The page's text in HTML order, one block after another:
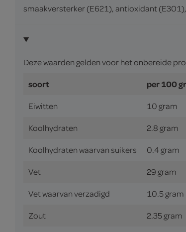
smaakversterker (E621), antioxidant
Deze waarden gelden voor het onbereide
soort per 100
Eiwitten 10 gram
Koolhydraten 2.8 gram
Koolhydraten waarvan suikers 0.4 gram
Vet 29 gram
Vet waarvan verzadigd 10.5 gram
Zout 2.35 gram